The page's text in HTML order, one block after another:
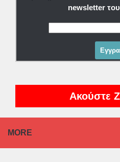
newsletter
Ακούστε
MORE